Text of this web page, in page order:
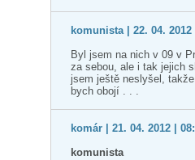
komunista | 22. 04. 2012
Byl jsem na nich v 09 v
za sebou, ale i tak jejich
jsem ještě neslyšel,
bych obojí . . .
komár | 21. 04. 2012 |
komunista